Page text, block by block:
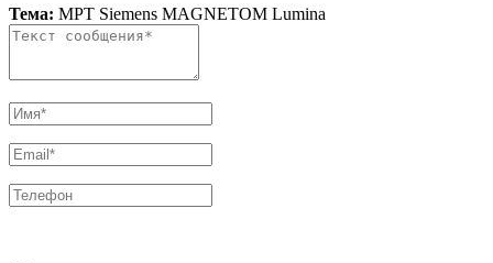
Тема: МРТ Siemens MAGNETOM Lumina